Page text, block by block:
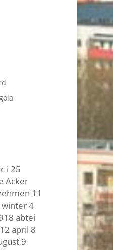
i 25
Acker
11
winter4
abtei
12 april 8
9